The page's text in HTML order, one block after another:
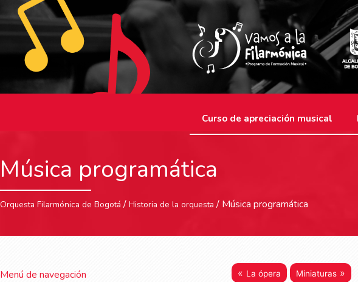
Curso de apreciación musical
Música programática
Orquesta Filarmónica de Bogotá / Historia de la orquesta / Música programática
Menú de navegación « La ópera Miniaturas »